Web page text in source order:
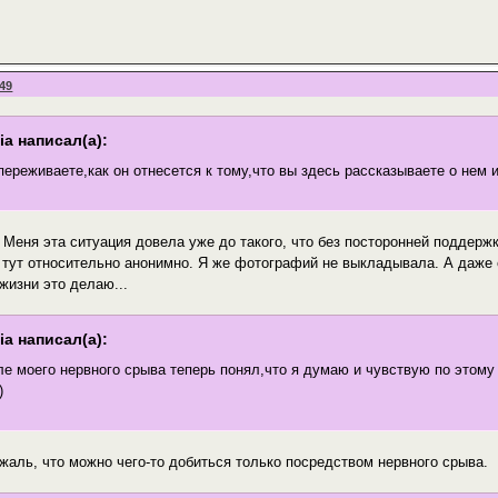
написал(а):
он отнесется к тому,что вы здесь рассказываете о
Меня эта ситуация довела уже до такого, что без посторонней
относительно анонимно. Я же фотографий не выкладывала. А
это делаю...
написал(а):
моего нервного срыва теперь понял,что я думаю и чувствую по
что можно чего-то добиться только посредством нервного срыва.